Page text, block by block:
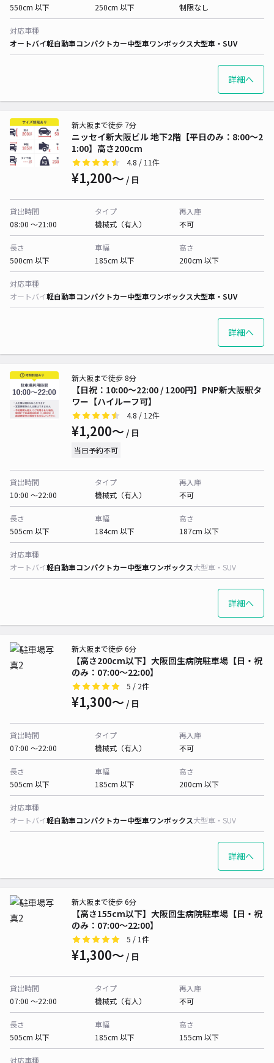
550cm 以下
250cm 以下
制限なし
対応車種
オートバイ軽自動車コンパクトカー中型車ワンボックス大型車・SUV
詳細へ
ニッセイ新大阪ビル 地下2階【平日のみ：8:00～2
1:00】高さ200cm
新大阪まで徒歩 7分
4.8 / 11件
¥1,200〜 / 日
貸出時間
08:00 〜21:00
タイプ
機械式（有人）
再入庫
不可
長さ
500cm 以下
車幅
185cm 以下
高さ
200cm 以下
対応車種
オートバイ軽自動車コンパクトカー中型車ワンボックス大型車・SUV
詳細へ
【日祝：10:00～22:00 / 1200円】PNP新大阪駅タ
ワー【ハイルーフ可】
新大阪まで徒歩 8分
4.8 / 12件
¥1,200〜 / 日
当日予約不可
貸出時間
10:00 〜22:00
タイプ
機械式（有人）
再入庫
不可
長さ
505cm 以下
車幅
184cm 以下
高さ
187cm 以下
対応車種
オートバイ軽自動車コンパクトカー中型車ワンボックス大型車・SUV
詳細へ
【高さ200cm以下】大阪回生病院駐車場【日・祝
のみ：07:00～22:00】
新大阪まで徒歩 6分
5 / 2件
¥1,300〜 / 日
貸出時間
07:00 〜22:00
タイプ
機械式（有人）
再入庫
不可
長さ
505cm 以下
車幅
185cm 以下
高さ
200cm 以下
対応車種
オートバイ軽自動車コンパクトカー中型車ワンボックス大型車・SUV
詳細へ
【高さ155cm以下】大阪回生病院駐車場【日・祝
のみ：07:00～22:00】
新大阪まで徒歩 6分
5 / 1件
¥1,300〜 / 日
貸出時間
07:00 〜22:00
タイプ
機械式（有人）
再入庫
不可
長さ
505cm 以下
車幅
185cm 以下
高さ
155cm 以下
対応車種